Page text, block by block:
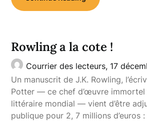
Rowling a la cote !
Courrier des lecteurs, 17
Un manuscrit de J.K. Rowling,
Potter — ce chef d’œuvre immortel
littéraire mondial — vient d’être
publique pour 2, 7 millions d’euros :